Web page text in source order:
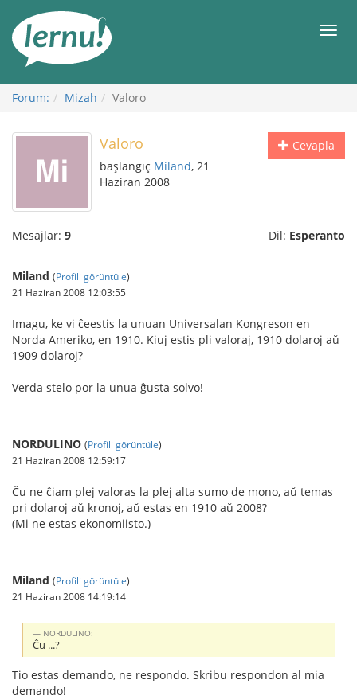
Görüntüleme
Forum: Mizah Valoro
Cevapla
Valoro
başlangıç Miland, 21
Haziran 2008
Mesajlar: 9 Dil: Esperanto
Miland (Profili görüntüle)
21 Haziran 2008 12:03:55
Imagu, ke vi ĉeestis la unuan Universalan Kongreson en
Norda Ameriko, en 1910. Kiuj estis pli valoraj, 1910 dolaroj aŭ
1909 dolaroj?
Verda stelo por la unua ĝusta solvo!
NORDULINO (Profili görüntüle)
21 Haziran 2008 12:59:17
Ĉu ne ĉiam plej valoras la plej alta sumo de mono, aŭ temas
pri dolaroj aŭ kronoj, aŭ estas en 1910 aŭ 2008?
(Mi ne estas ekonomiisto.)
Miland (Profili görüntüle)
21 Haziran 2008 14:19:14
NORDULINO:
Ĉu ...?
Tio estas demando, ne respondo. Skribu respondon al mia
demando!